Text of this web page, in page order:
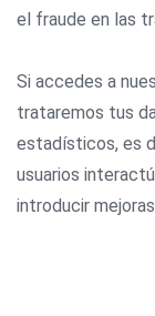
el fraude en las
Si accedes a
trataremos tus
estadísticos, es
usuarios
introducir